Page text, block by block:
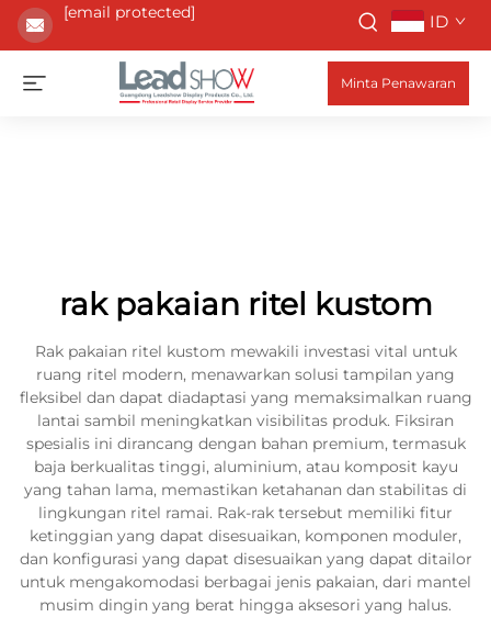
[email protected] ID
Minta Penawaran
rak pakaian ritel kustom
Rak pakaian ritel kustom mewakili investasi vital untuk
ruang ritel modern, menawarkan solusi tampilan yang
fleksibel dan dapat diadaptasi yang memaksimalkan ruang
lantai sambil meningkatkan visibilitas produk. Fiksiran
spesialis ini dirancang dengan bahan premium, termasuk
baja berkualitas tinggi, aluminium, atau komposit kayu
yang tahan lama, memastikan ketahanan dan stabilitas di
lingkungan ritel ramai. Rak-rak tersebut memiliki fitur
ketinggian yang dapat disesuaikan, komponen moduler,
dan konfigurasi yang dapat disesuaikan yang dapat ditailor
untuk mengakomodasi berbagai jenis pakaian, dari mantel
musim dingin yang berat hingga aksesori yang halus.